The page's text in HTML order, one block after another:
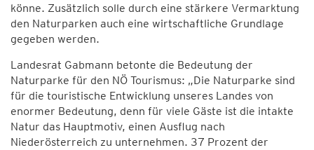
könne. Zusätzlich solle durch eine stärkere Vermarktung
den Naturparken auch eine wirtschaftliche Grundlage
gegeben werden.
Landesrat Gabmann betonte die Bedeutung der
Naturparke für den NÖ Tourismus: „Die Naturparke sind
für die touristische Entwicklung unseres Landes von
enormer Bedeutung, denn für viele Gäste ist die intakte
Natur das Hauptmotiv, einen Ausflug nach
Niederösterreich zu unternehmen. 37 Prozent der